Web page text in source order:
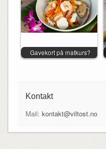
Gavekort på matkurs?
Kontakt
Mail: kontakt@viltost.no